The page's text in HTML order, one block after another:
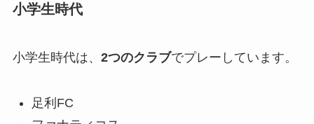
小学生時代
小学生時代は、 2つのクラブでプレーしています。
足利FC